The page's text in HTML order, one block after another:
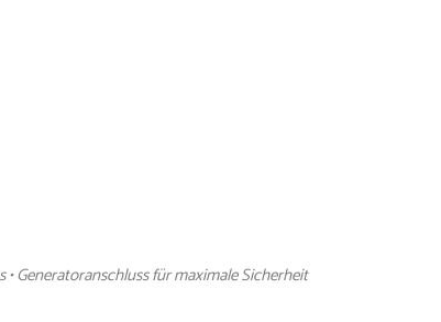
Generatoranschluss für maximale Sicherheit